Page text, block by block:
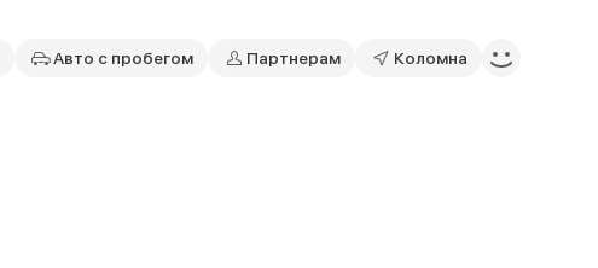
Авто с пробегом Партнерам Коломна